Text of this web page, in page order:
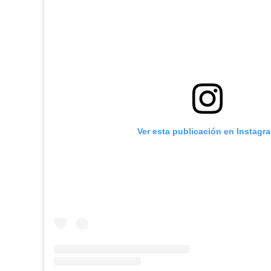
Ver esta publicación en